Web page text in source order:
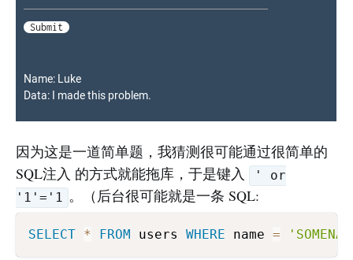
因为这是一道简单题，我猜测很可能通过很简单的
SQL注入 的方式就能拖库，于是键入
' or
'1'='1 。（后台很可能就是一条 SQL:
SELECT * FROM users WHERE name =